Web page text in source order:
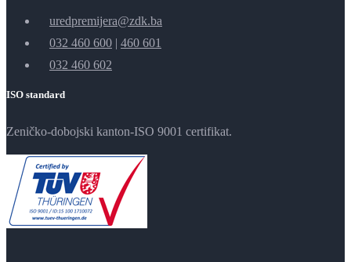
uredpremijera@zdk.ba
032 460 600 | 460 601
032 460 602
ISO standard
Zeničko-dobojski kanton-ISO 9001 certifikat.